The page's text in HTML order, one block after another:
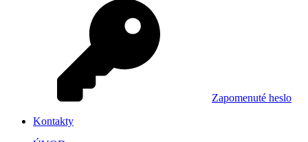
Zapomenuté heslo
Kontakty